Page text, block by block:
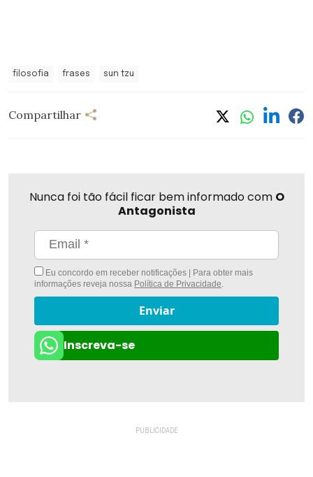
filosofia frases sun tzu
Compartilhar
Nunca foi tão fácil ficar bem informado com O
Antagonista
Eu concordo em receber notificações | Para obter mais
informações reveja nossa Política de Privacidade
Enviar
Inscreva-se